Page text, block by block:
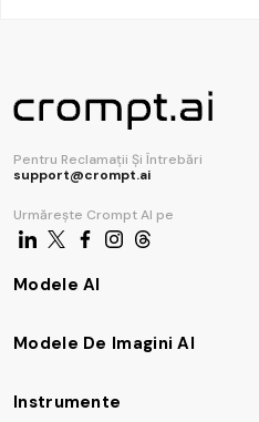
Pentru Reclamații Și Întrebări
support@crompt.ai
Urmărește Crompt AI pe
Modele AI
Modele De Imagini AI
Instrumente